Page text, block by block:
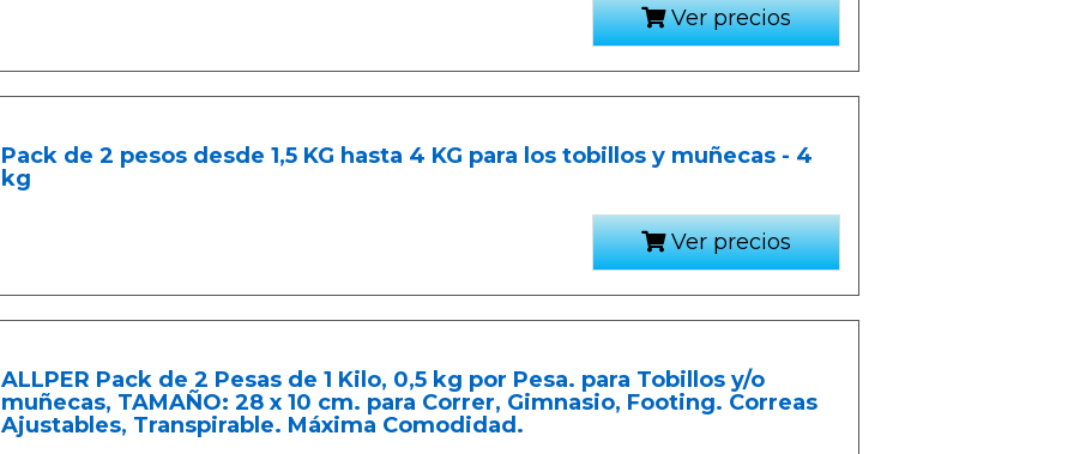
Ver precios
Pack de 2 pesos desde 1,5 KG hasta 4 KG para los tobillos y muñecas - 4
kg
Ver precios
ALLPER Pack de 2 Pesas de 1 Kilo, 0,5 kg por Pesa. para Tobillos y/o
muñecas, TAMAÑO: 28 x 10 cm. para Correr, Gimnasio, Footing. Correas
Ajustables, Transpirable. Máxima Comodidad.